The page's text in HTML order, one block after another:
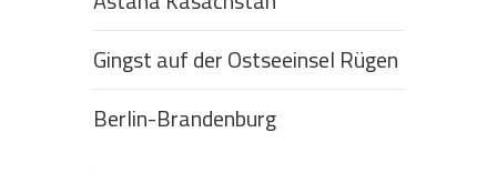
Gingst auf der Ostseeinsel Rügen
Berlin-Brandenburg